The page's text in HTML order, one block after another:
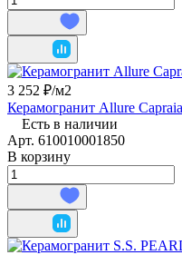
3 252 ₽/м2
Керамогранит Allure
Есть в наличии
Арт. 610010001850
В корзину